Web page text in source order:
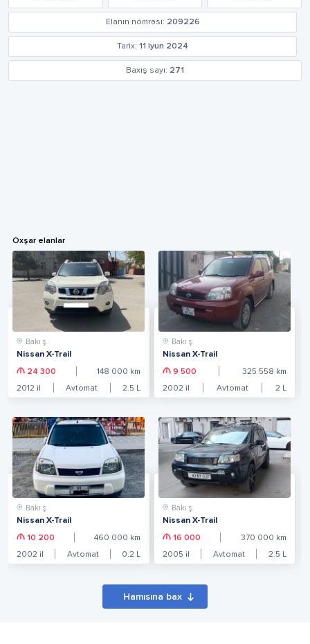
Elanın nömrəsi: 209226
Tarix: 11 iyun 2024
Baxış sayı: 271
Oxşar elanlar
Bakı ş.
Nissan X-Trail
24 300 148 000 km
2012 il Avtomat 2.5 L
Bakı ş.
Nissan X-Trail
9 500 325 558 km
2002 il Avtomat 2 L
Bakı ş.
Nissan X-Trail
10 200 460 000 km
2002 il Avtomat 0.2 L
Bakı ş.
Nissan X-Trail
16 000 370 000 km
2005 il Avtomat 2.5 L
Hamısına bax